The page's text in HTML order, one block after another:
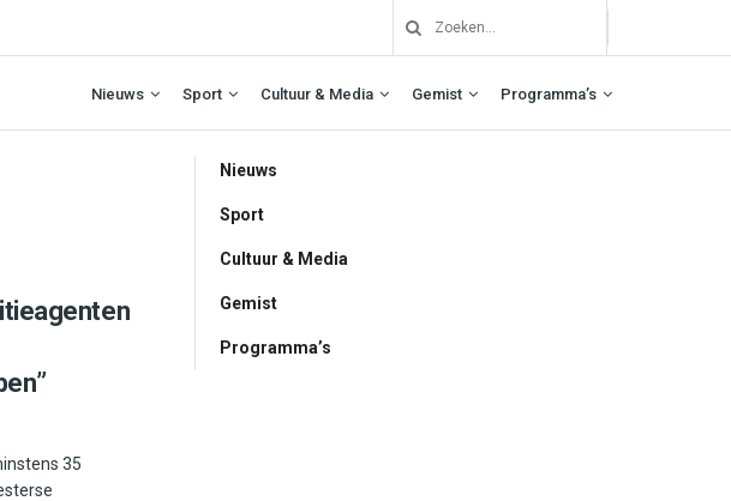
Nieuws Sport Cultuur & Media Gemist Programma’s
35
Nieuws
Sport
Cultuur & Media
Gemist
Programma’s